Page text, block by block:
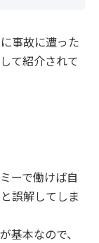
事故に遭った
て紹介されて
ーで働けば自
誤解してしま
基本なので、